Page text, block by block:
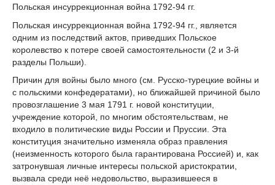
Польская инсуррекционная война 1792-94 гг.
Польская инсуррекционная война 1792-94 гг., является
одним из последствий актов, приведших Польское
королевство к потере своей самостоятельности (2 и 3-й
разделы Польши).
Причин для войны было много (см. Русско-турецкие войны и
с польскими конфедератами), но ближайшей причиной было
провозглашение 3 мая 1791 г. новой конституции,
учреждение которой, по многим обстоятельствам, не
входило в политические виды России и Пруссии. Эта
конституция значительно изменяла образ правления
(неизменность которого была гарантирована Россией) и, как
затронувшая личные интересы польской аристократии,
вызвала среди неё недовольство, выразившееся в